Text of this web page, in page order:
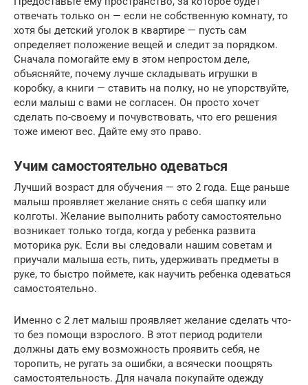
отвечать только он — если не собственную комнату, то
хотя бы детский уголок в квартире — пусть сам
определяет положение вещей и следит за порядком.
Сначала помогайте ему в этом непростом деле,
объясняйте, почему лучше складывать игрушки в
коробку, а книги — ставить на полку, но не упорствуйте,
если малыш с вами не согласен. Он просто хочет
сделать по-своему и почувствовать, что его решения
тоже имеют вес. Дайте ему это право.
Учим самостоятельно одеваться
Лучший возраст для обучения — это 2 года. Еще раньше
малыш проявляет желание снять с себя шапку или
колготы. Желание выполнить работу самостоятельно
возникает только тогда, когда у ребенка развита
моторика рук. Если вы следовали нашим советам и
приучали малыша есть, пить, удерживать предметы в
руке, то быстро поймете, как научить ребенка одеваться
самостоятельно.
Именно с 2 лет малыш проявляет желание сделать что-
то без помощи взрослого. В этот период родители
должны дать ему возможность проявить себя, не
торопить, не ругать за ошибки, а всячески поощрять
самостоятельность. Для начала покупайте одежду